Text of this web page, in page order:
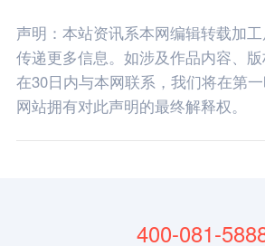
声明：本站资讯系本网编辑转载加
传递更多信息。如涉及作品内容、
在30日内与本网联系，我们将在第
网站拥有对此声明的最终解释权。
400-081-